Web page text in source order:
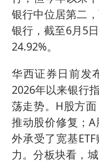
银行中位居第二
银行，截至6月5
24.92%。
华西证券日前发
2026年以来银行
荡走势。H股方面
推动股价修复；
外承受了宽基
力。分板块看，